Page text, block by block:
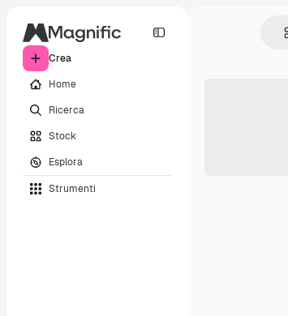
Crea
Home
Ricerca
Stock
Esplora
Strumenti